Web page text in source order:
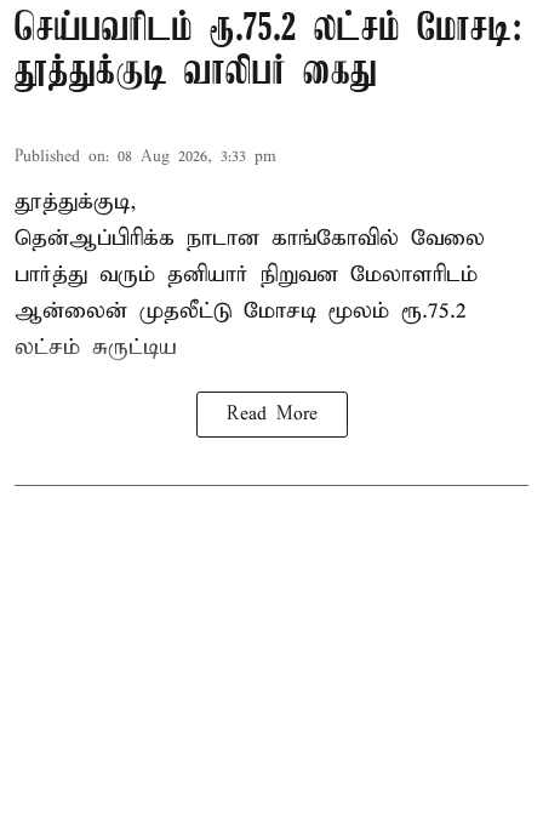
செய்பவரிடம் ரூ.75.2 லட்சம் மோசடி:
தூத்துக்குடி வாலிபர் கைது
Published on: 08 Aug 2026, 3:33 pm
தூத்துக்குடி,
தென்ஆப்பிரிக்க நாடான காங்கோவில் வேலை
பார்த்து வரும் தனியார் நிறுவன மேலாளரிடம்
ஆன்லைன் முதலீட்டு மோசடி மூலம் ரூ.75.2
லட்சம் சுருட்டிய
Read More